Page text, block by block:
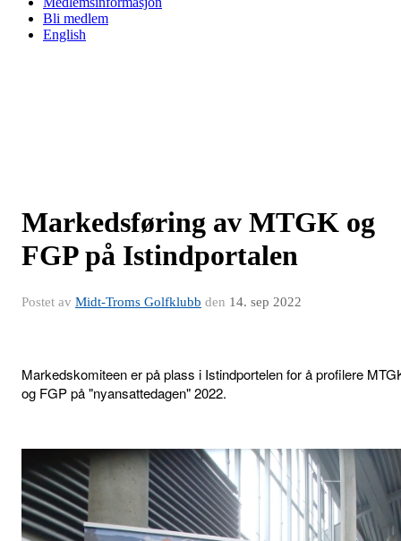
Bli medlem
English
Markedsføring av MTGK og
FGP på Istindportalen
Postet av Midt-Troms Golfklubb den 14. sep 2022
Markedskomiteen er på plass i Istindportelen for å profilere
og FGP på "nyansattedagen" 2022.